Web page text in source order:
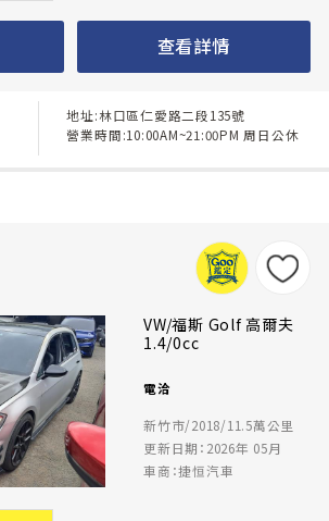
查看詳情
地址:林口區仁愛路二段135號
營業時間:10:00AM~21:00PM 周日公休
VW/福斯 Golf 高爾夫
1.4/0cc
電洽
新竹市/2018/11.5萬公里
更新日期：2026年 05月
車商：捷恒汽車